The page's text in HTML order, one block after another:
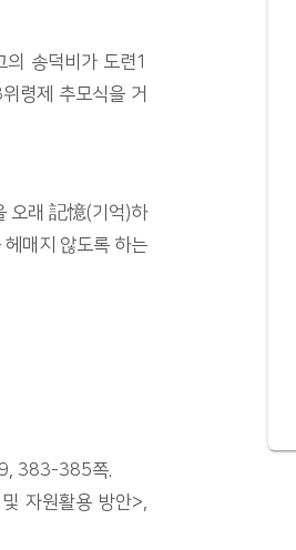
송덕비가 도련1
령제 추모식을 거
오래 記憶(기억)하
매지 않도록 하는
383-385쪽.
자원활용 방안>,